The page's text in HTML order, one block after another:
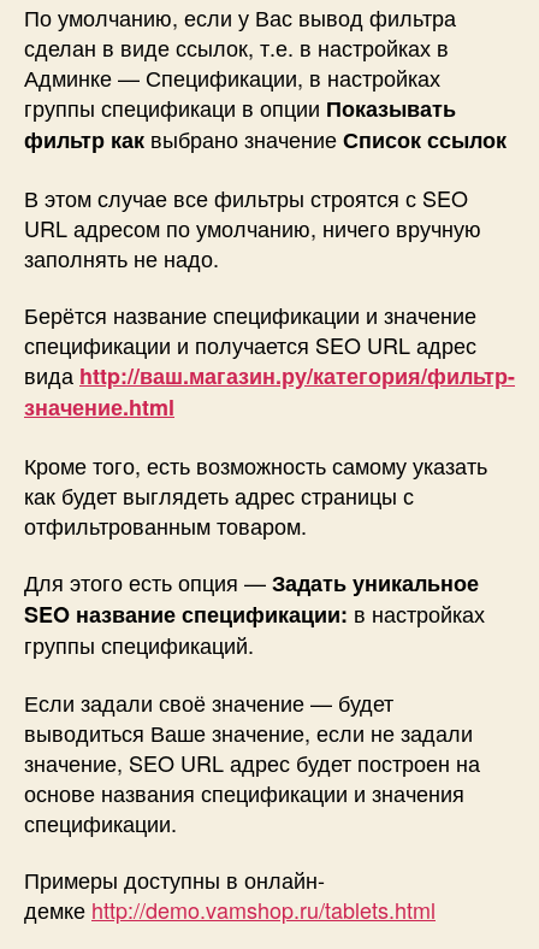
По умолчанию, если у Вас вывод фильтра
сделан в виде ссылок, т.е. в настройках в
Админке — Спецификации, в настройках
группы спецификаци в опции Показывать
фильтр как выбрано значениеСписок ссылок
В этом случае все фильтры строятся с SEO
URL адресом по умолчанию, ничего вручную
заполнять не надо.
Берётся название спецификации и значение
спецификации и получается SEO URL адрес
вида http://ваш.магазин.ру/категория/фильтр-
значение.html
Кроме того, есть возможность самому указать
как будет выглядеть адрес страницы с
отфильтрованным товаром.
Для этого есть опция —Задать уникальное
SEO название спецификации: в настройках
группы спецификаций.
Если задали своё значение — будет
выводиться Ваше значение, если не задали
значение, SEO URL адрес будет построен на
основе названия спецификации и значения
спецификации.
Примеры доступны в онлайн-
демке http://demo.vamshop.ru/tablets.html